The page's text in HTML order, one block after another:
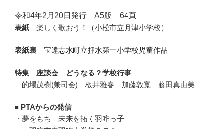
令和4年2月20日発行 A5版 64頁
表紙 楽しく歌おう！（小松市立月津小学校）
表紙裏 宝達志水町立押水第一小学校児童作品
特集 座談会 どうなる？学校行事
的場茂樹(兼司会) 板井雅春 加藤敦寬 藤田真由美
■ PTAからの発信
・夢をもち 未来を拓く羽咋っ子